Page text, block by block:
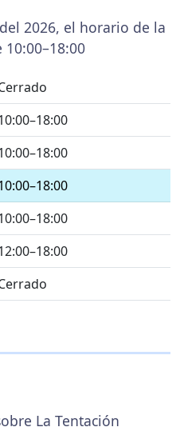
2026, el horario de la
La Tentación